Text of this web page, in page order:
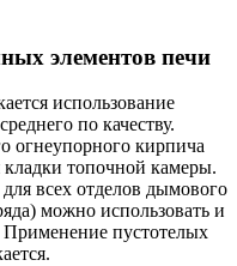
элементов печи
использование
по качеству.
огнеупорного кирпича
топочной камеры.
всех отделов дымового
можно использовать и
пустотелых